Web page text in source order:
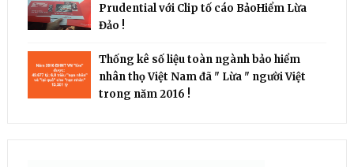
Prudential với Clip tố cáo BảoHiểm Lừa
Đảo !
Thống kê số liệu toàn ngành bảo hiểm
nhân thọ Việt Nam đã " Lừa " người Việt
trong năm 2016 !